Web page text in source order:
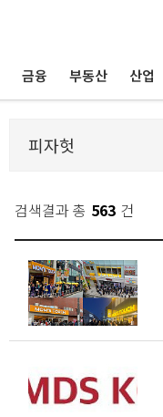
금융 부동산 산업
검색결과 총 563 건